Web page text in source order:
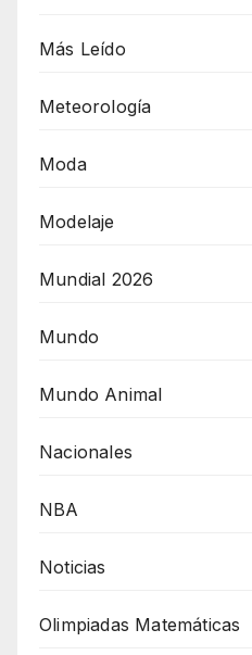
Más Leído
Meteorología
Moda
Modelaje
Mundial 2026
Mundo
Mundo Animal
Nacionales
NBA
Noticias
Olimpiadas Matemáticas